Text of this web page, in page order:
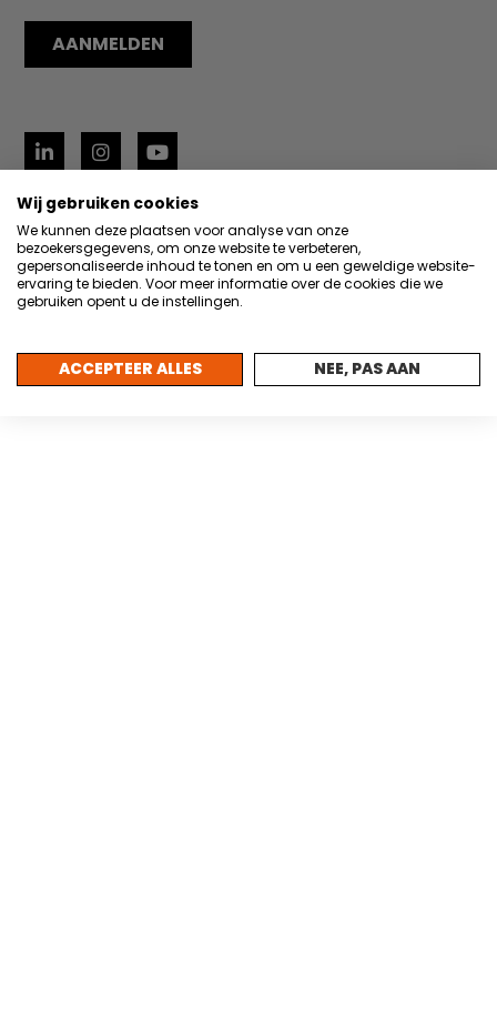
© Hi Delta | website doorBuro Staal
Privacyverklaring
Wij gebruiken cookies
We kunnen deze plaatsen voor analyse van onze
bezoekersgegevens, om onze website te verbeteren,
gepersonaliseerde inhoud te tonen en om u een geweldige website-
ervaring te bieden. Voor meer informatie over de cookies die we
gebruiken opent u de instellingen.
ACCEPTEER ALLES NEE, PAS AAN